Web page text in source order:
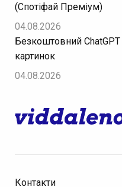
(Спотіфай Преміум)
04.08.2026
Безкоштовний
картинок
04.08.2026
Контакти